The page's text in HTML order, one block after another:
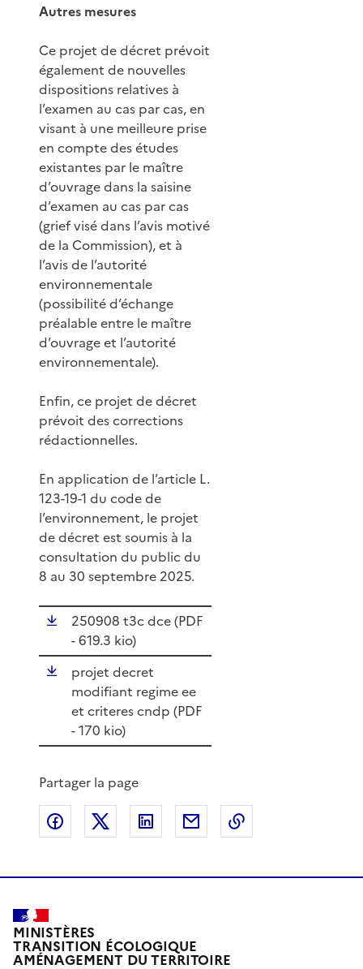
Autres mesures
Ce projet de décret prévoit
également de nouvelles
dispositions relatives à
l’examen au cas par cas, en
visant à une meilleure prise
en compte des études
existantes par le maître
d’ouvrage dans la saisine
d’examen au cas par cas
(grief visé dans l’avis motivé
de la Commission), et à
l’avis de l’autorité
environnementale
(possibilité d’échange
préalable entre le maître
d’ouvrage et l’autorité
environnementale).
Enfin, ce projet de décret
prévoit des corrections
rédactionnelles.
En application de l’article L.
123-19-1 du code de
l’environnement, le projet
de décret est soumis à la
consultation du public du
8 au 30 septembre 2025.
250908 t3c dce (PDF
- 619.3 kio)
projet decret
modifiant regime ee
et criteres cndp (PDF
- 170 kio)
Partager la page
Partager sur Facebook
Partager sur XPartager sur LinkedIn
Partager par email
MINISTÈRES
TRANSITION ÉCOLOGIQUE
AMÉNAGEMENT DU TERRITOIRE